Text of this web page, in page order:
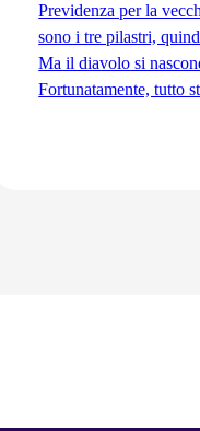
Previdenza per la
sono i tre pilastri,
Ma il diavolo si
Fortunatamente, tutto